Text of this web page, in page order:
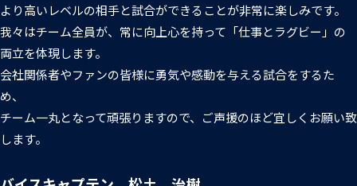
より高いレベルの相手と試合ができることが非常に楽しみです。
我々はチーム全員が、常に向上心を持って「仕事とラグビー」の
両立を体現します。
会社関係者やファンの皆様に勇気や感動を与える試合をするた
め、
チーム一丸となって頑張りますので、ご声援のほど宜しくお願い致
します。